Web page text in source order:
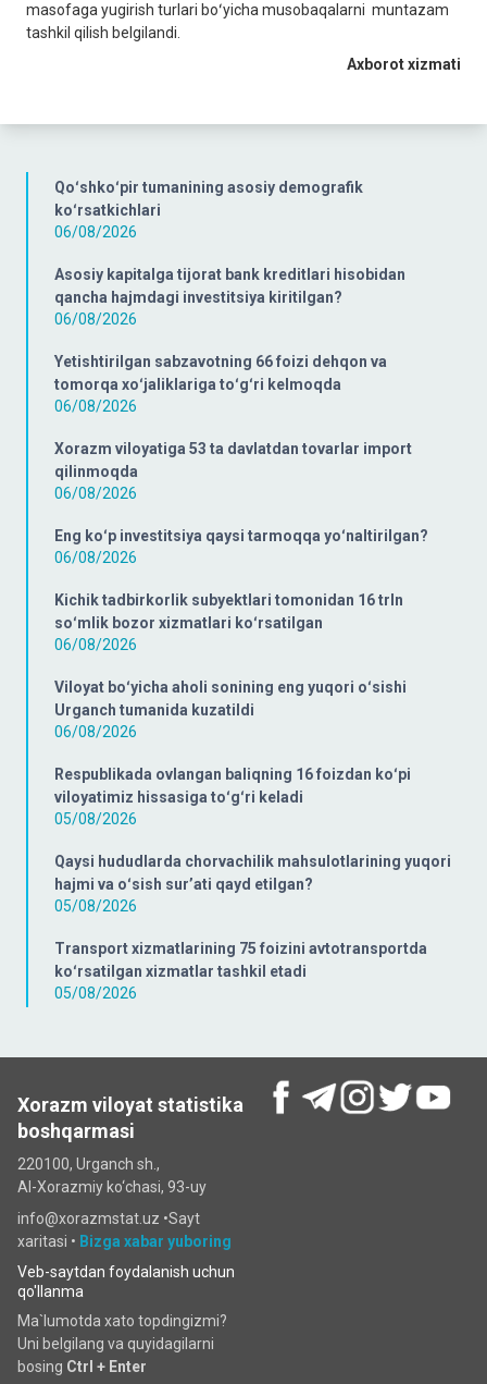
Qoʻshkoʻpir tumanining asosiy demografik
koʻrsatkichlari
06/08/2026
Asosiy kapitalga tijorat bank kreditlari hisobidan
qancha hajmdagi investitsiya kiritilgan?
06/08/2026
Yetishtirilgan sabzavotning 66 foizi dehqon va
tomorqa xoʻjaliklariga toʻgʻri kelmoqda
06/08/2026
Xorazm viloyatiga 53 ta davlatdan tovarlar import
qilinmoqda
06/08/2026
Eng koʻp investitsiya qaysi tarmoqqa yoʻnaltirilgan?
06/08/2026
Kichik tadbirkorlik subyektlari tomonidan 16 trln
soʻmlik bozor xizmatlari koʻrsatilgan
06/08/2026
Viloyat boʻyicha aholi sonining eng yuqori oʻsishi
Urganch tumanida kuzatildi
06/08/2026
Respublikada ovlangan baliqning 16 foizdan koʻpi
viloyatimiz hissasiga toʻgʻri keladi
05/08/2026
Qaysi hududlarda chorvachilik mahsulotlarining yuqori
hajmi va oʻsish surʼati qayd etilgan?
05/08/2026
Transport xizmatlarining 75 foizini avtotransportda
koʻrsatilgan xizmatlar tashkil etadi
05/08/2026
masofaga yugirish turlari boʻyicha musobaqalarni muntazam
tashkil qilish belgilandi.
Axborot xizmati
Xorazm viloyat statistika
boshqarmasi
220100, Urganch sh.,
Al-Xorazmiy ko‘chаsi, 93-uy
info@xorazmstat.uz •Sayt
xaritasi • Bizga xabar yuboring
Veb-saytdan foydalanish uchun
qo'llanma
Ma`lumotda xato topdingizmi?
Uni belgilang va quyidagilarni
bosing Ctrl + Enter